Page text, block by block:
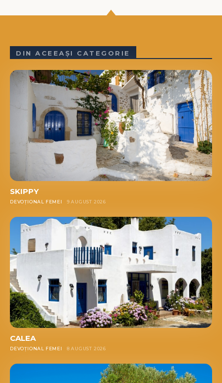
DIN ACEEAȘI CATEGORIE
SKIPPY
DEVOȚIONAL FEMEI 9 AUGUST 2026
CALEA
DEVOȚIONAL FEMEI 8 AUGUST 2026